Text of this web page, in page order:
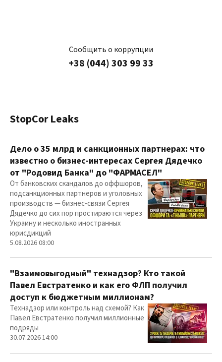
Сообщить о коррупции
+38 (044) 303 99 33
StopCor Leaks
Дело о 35 млрд и санкционных партнерах: что
известно о бизнес-интересах Сергея Дядечко
от "Родовид Банка" до "ФАРМАСЕЛ"
От банковских скандалов до оффшоров,
подсанкционных партнеров и уголовных
производств — бизнес-связи Сергея
Дядечко до сих пор простираются через
Украину и несколько иностранных
юрисдикций
5.08.2026 08:00
"Взаимовыгодный" технадзор? Кто такой
Павел Евстратенко и как его ФЛП получил
доступ к бюджетным миллионам?
Технадзор или контроль над схемой? Как
Павел Евстратенко получил миллионные
подряды
30.07.2026 14:00